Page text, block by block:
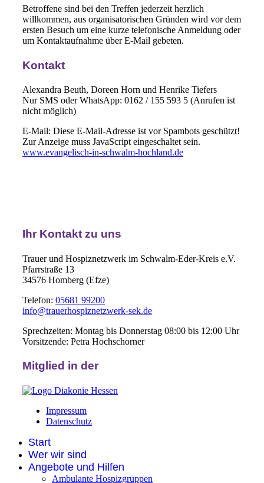
Betroffene sind bei den Treffen jederzeit herzlich
willkommen, aus organisatorischen Gründen wird vor dem
ersten Besuch um eine kurze telefonische Anmeldung oder
um Kontaktaufnahme über E-Mail gebeten.
Kontakt
Alexandra Beuth, Doreen Horn und Henrike Tiefers
Nur SMS oder WhatsApp: 0162 / 155 593 5 (Anrufen ist
nicht möglich)
E-Mail: Diese E-Mail-Adresse ist vor Spambots geschützt!
Zur Anzeige muss JavaScript eingeschaltet sein.
www.evangelisch-in-schwalm-hochland.de
Ihr Kontakt zu uns
Trauer und Hospiznetzwerk im Schwalm-Eder-Kreis e.V.
Pfarrstraße 13
34576 Homberg (Efze)
Telefon: 05681 99200
info@trauerhospiznetzwerk-sek.de
Sprechzeiten: Montag bis Donnerstag 08:00 bis 12:00 Uhr
Vorsitzende: Petra Hochschorner
Mitglied in der
Impressum
Datenschutz
Start
Wer wir sind
Angebote und Hilfen
Ambulante Hospizgruppen